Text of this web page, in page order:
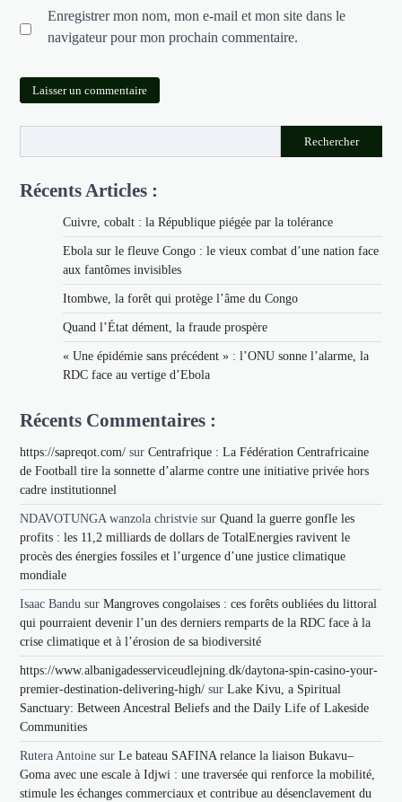
Enregistrer mon nom, mon e-mail et mon site dans le
navigateur pour mon prochain commentaire.
Rechercher
Récents Articles :
Cuivre, cobalt : la République piégée par la tolérance
Ebola sur le fleuve Congo : le vieux combat d’une nation face
aux fantômes invisibles
Itombwe, la forêt qui protège l’âme du Congo
Quand l’État dément, la fraude prospère
« Une épidémie sans précédent » : l’ONU sonne l’alarme, la
RDC face au vertige d’Ebola
Récents Commentaires :
https://sapreqot.com/ surCentrafrique : La Fédération Centrafricaine
de Football tire la sonnette d’alarme contre une initiative privée hors
cadre institutionnel
NDAVOTUNGA wanzola christvie surQuand la guerre gonfle les
profits : les 11,2 milliards de dollars de TotalEnergies ravivent le
procès des énergies fossiles et l’urgence d’une justice climatique
mondiale
Isaac Bandu surMangroves congolaises : ces forêts oubliées du littoral
qui pourraient devenir l’un des derniers remparts de la RDC face à la
crise climatique et à l’érosion de sa biodiversité
https://www.albanigadesserviceudlejning.dk/daytona-spin-casino-your-
premier-destination-delivering-high/ surLake Kivu, a Spiritual
Sanctuary: Between Ancestral Beliefs and the Daily Life of Lakeside
Communities
Rutera Antoine surLe bateau SAFINA relance la liaison Bukavu–
Goma avec une escale à Idjwi : une traversée qui renforce la mobilité,
stimule les échanges commerciaux et contribue au désenclavement du